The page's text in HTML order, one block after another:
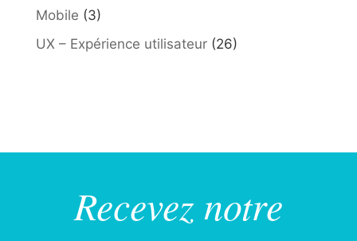
Mobile (3)
UX – Expérience utilisateur(26)
Recevez notre